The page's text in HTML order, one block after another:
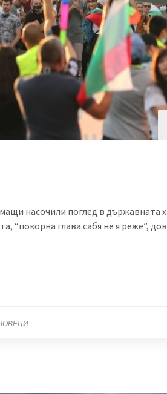
насочили поглед в държавната
“покорна глава сабя не я реже”,